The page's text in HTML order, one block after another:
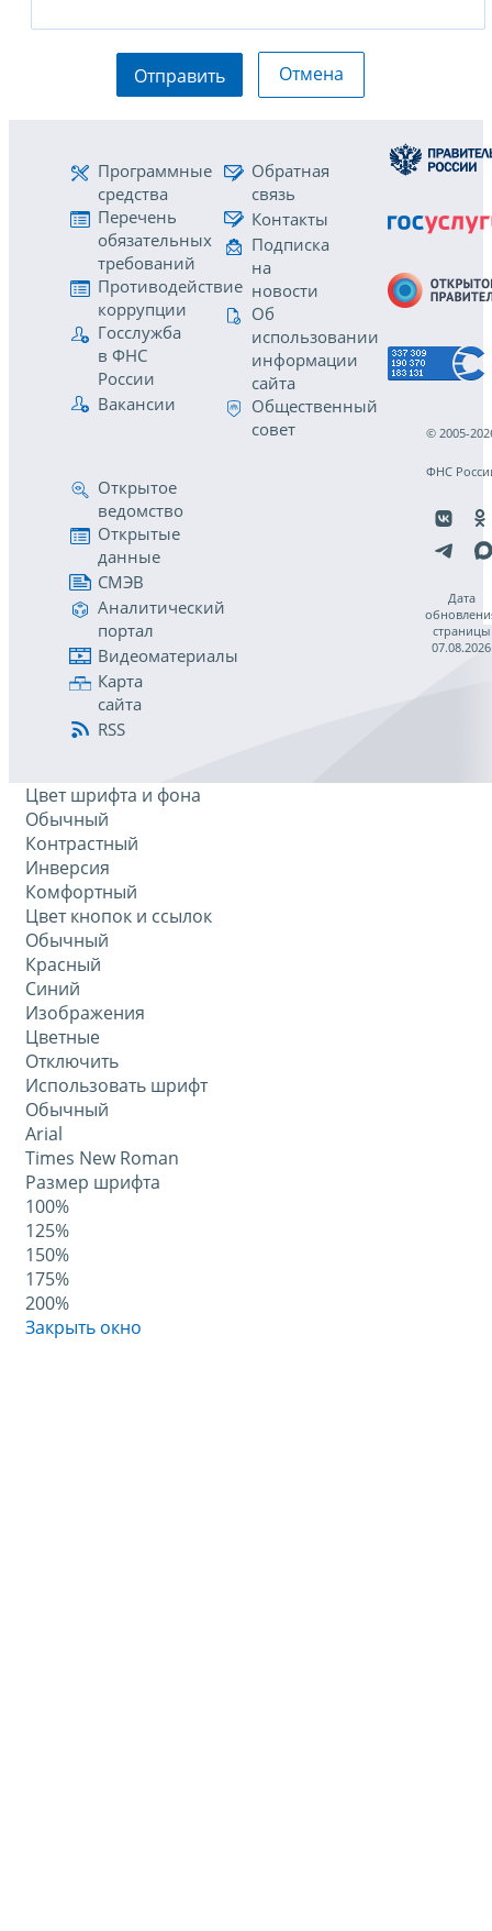
Отправить Отмена
Программные
средства
Перечень
обязательных
требований
Противодействие
коррупции
Госслужба
в ФНС
России
Вакансии
Обратная
связь
Контакты
Подписка
на
новости
Об
использовании
информации
сайта
Общественный
совет
Открытое
ведомство
Открытые
данные
СМЭВ
Аналитический
портал
Видеоматериалы
Карта
сайта
RSS
© 2005-
ФНС
Дата
страницы
07.08.2026
Цвет шрифта и фона
Обычный
Контрастный
Инверсия
Комфортный
Цвет кнопок и ссылок
Обычный
Красный
Синий
Изображения
Цветные
Отключить
Использовать шрифт
Обычный
Arial
Times New Roman
Размер шрифта
100%
125%
150%
175%
200%
Закрыть окно